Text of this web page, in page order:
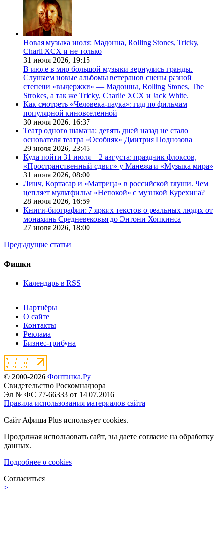
Новая музыка июля: Мадонна, Rolling Stones, Tricky,
Charli XCX и не только
31 июля 2026, 19:15
В июле в мир большой музыки вернулись гранды.
Слушаем новые альбомы ветеранов сцены разной
степени «выдержки» — Мадонны, Rolling Stones, The
Strokes, а так же Tricky, Charlie XCX и Jack White.
Как смотреть «Человека-паука»: гид по фильмам
популярной киновселенной
30 июля 2026, 16:37
Театр одного шамана: девять дней назад не стало
основателя театра «Особняк» Дмитрия Поднозова
29 июля 2026, 23:45
Куда пойти 31 июля—2 августа: праздник флоксов,
«Пространственный сдвиг» у Манежа и «Музыка мира»
31 июля 2026, 08:00
Линч, Кортасар и «Матрица» в российской глуши. Чем
цепляет мультфильм «Непокой» с музыкой Курехина?
28 июля 2026, 16:59
Книги-биографии: 7 ярких текстов о реальных людях от
монахинь Средневековья до Энтони Хопкинса
27 июля 2026, 18:00
Предыдущие статьи
Фишки
Календарь в RSS
Партнёры
О сайте
Контакты
Реклама
Бизнес-трибуна
© 2000-2026 Фонтанка.Ру
Свидетельство Роскомнадзора
Эл № ФС 77-66333 от 14.07.2016
Правила использования материалов сайта
Сайт Афиша Plus использует cookies.
Продолжая использовать сайт, вы даете согласие на обработку
данных.
Подробнее о cookies
Согласиться
>